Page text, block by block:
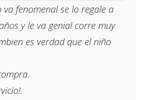
va fenomenal se lo regale a
y le va genial corre muy
es verdad que el niño